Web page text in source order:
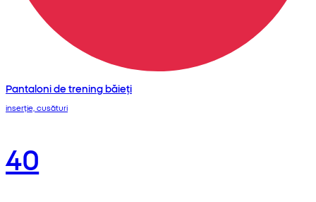
Pantaloni de trening băieți
inserție, cusături
40